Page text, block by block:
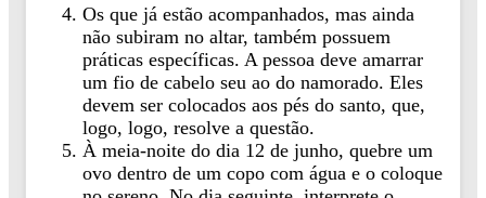
Os que já estão acompanhados, mas ainda
não subiram no altar, também possuem
práticas específicas. A pessoa deve amarrar
um fio de cabelo seu ao do namorado. Eles
devem ser colocados aos pés do santo, que,
logo, logo, resolve a questão.
À meia-noite do dia 12 de junho, quebre um
ovo dentro de um copo com água e o coloque